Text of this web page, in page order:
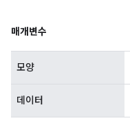
매개변수
모양
데이터